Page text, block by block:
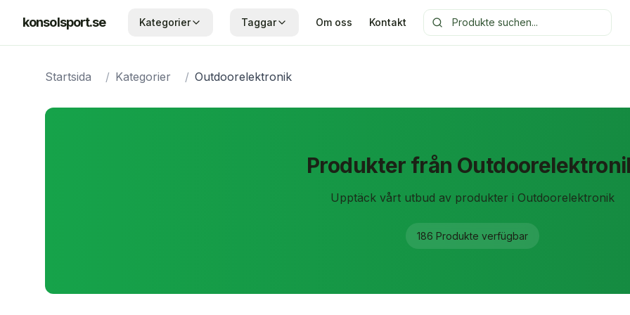
konsolsport.se Kategorier Taggar Om oss Kontakt
Startsida / Kategorier / Outdoorelektronik
Produkter från
Upptäck vårt utbud av produkter i Outdoorelektronik
186 Produkte verfügbar